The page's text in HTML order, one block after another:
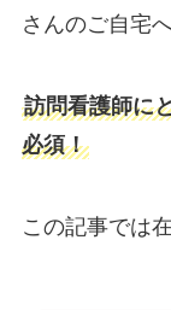
さんのご自宅
訪問看護師に
必須！
この記事では